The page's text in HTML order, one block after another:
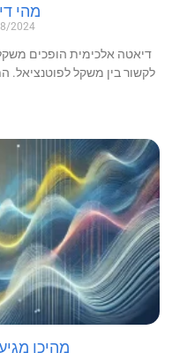
מהי
2024
דיאטה אלכימית הופכים
לקשור בין משקל לפוטנציאל.
מהיכן